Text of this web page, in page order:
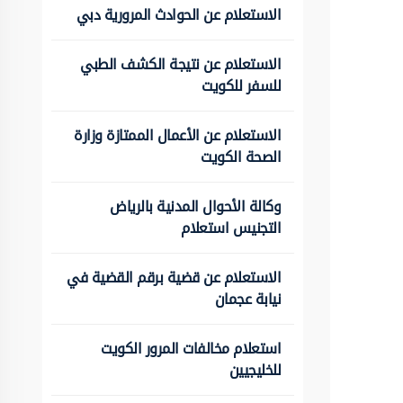
الاستعلام عن الحوادث المرورية دبي
الاستعلام عن نتيجة الكشف الطبي
للسفر للكويت
الاستعلام عن الأعمال الممتازة وزارة
الصحة الكويت
وكالة الأحوال المدنية بالرياض
التجنيس استعلام
الاستعلام عن قضية برقم القضية في
نيابة عجمان
استعلام مخالفات المرور الكويت
للخليجيين